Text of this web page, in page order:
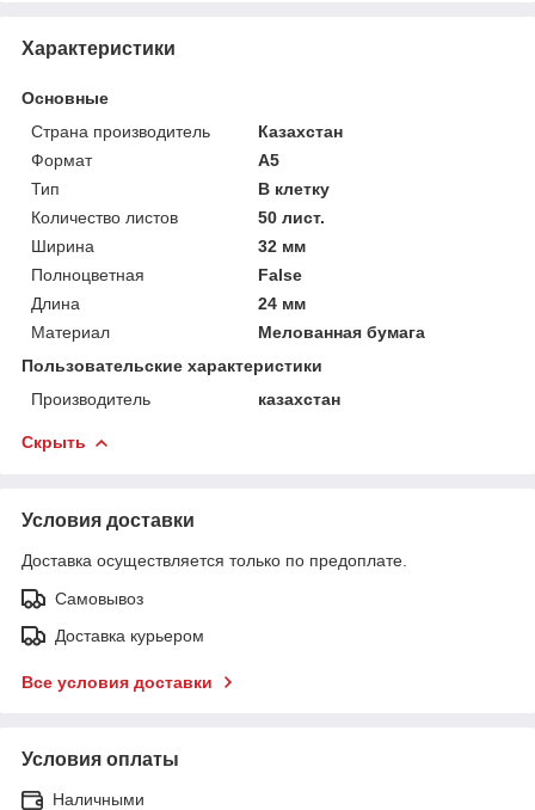
Характеристики
Основные
Страна производитель
Казахстан
Формат
A5
Тип
В клетку
Количество листов
50 лист.
Ширина
32 мм
Полноцветная
False
Длина
24 мм
Материал
Мелованная бумага
Пользовательские характеристики
Производитель
казахстан
Скрыть
Условия доставки
Доставка осуществляется только по предоплате.
Самовывоз
Доставка курьером
Все условия доставки
Условия оплаты
Наличными